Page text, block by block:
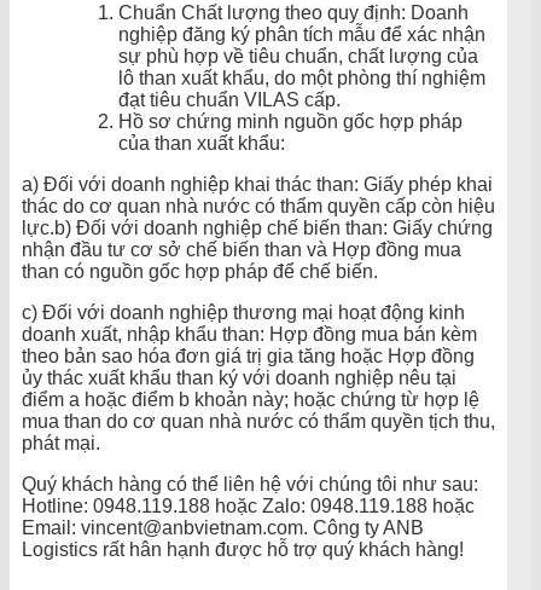
Chuẩn Chất lượng theo quy định: Doanh
nghiệp đăng ký phân tích mẫu để xác nhận
sự phù hợp về tiêu chuẩn, chất lượng của
lô than xuất khẩu, do một phòng thí nghiệm
đạt tiêu chuẩn VILAS cấp.
Hồ sơ chứng minh nguồn gốc hợp pháp
của than xuất khẩu:
a) Đối với doanh nghiệp khai thác than: Giấy phép khai
thác do cơ quan nhà nước có thẩm quyền cấp còn hiệu
lực.b) Đối với doanh nghiệp chế biến than: Giấy chứng
nhận đầu tư cơ sở chế biến than và Hợp đồng mua
than có nguồn gốc hợp pháp để chế biến.
c) Đối với doanh nghiệp thương mại hoạt động kinh
doanh xuất, nhập khẩu than: Hợp đồng mua bán kèm
theo bản sao hóa đơn giá trị gia tăng hoặc Hợp đồng
ủy thác xuất khẩu than ký với doanh nghiệp nêu tại
điểm a hoặc điểm b khoản này; hoặc chứng từ hợp lệ
mua than do cơ quan nhà nước có thẩm quyền tịch thu,
phát mại.
Quý khách hàng có thể liên hệ với chúng tôi như sau:
Hotline: 0948.119.188 hoặc Zalo: 0948.119.188 hoặc
Email: vincent@anbvietnam.com. Công ty ANB
Logistics rất hân hạnh được hỗ trợ quý khách hàng!